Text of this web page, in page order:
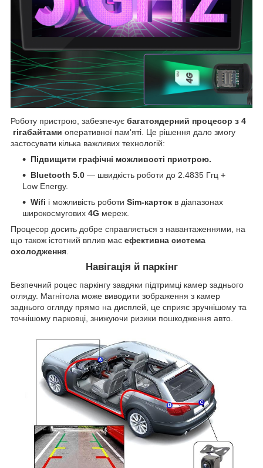
Роботу пристрою, забезпечує багатоядерний процесор з 4
гігабайтами оперативної пам'яті. Це рішення дало змогу
застосувати кілька важливих технологій:
Підвищити графічні можливості пристрою.
Bluetooth 5.0 — швидкість роботи до 2.4835 Ггц +
Low Energy.
Wifi і можливість роботи Sim-карток в діапазонах
широкосмугових 4G мереж.
Процесор досить добре справляється з навантаженнями, на
що також істотний вплив має ефективна система
охолодження.
Навігація й паркінг
Безпечний роцес паркінгу завдяки підтримці камер заднього
огляду. Магнітола може виводити зображення з камер
заднього огляду прямо на дисплей, це сприяє зручнішому та
точнішому парковці, знижуючи ризики пошкодження авто.